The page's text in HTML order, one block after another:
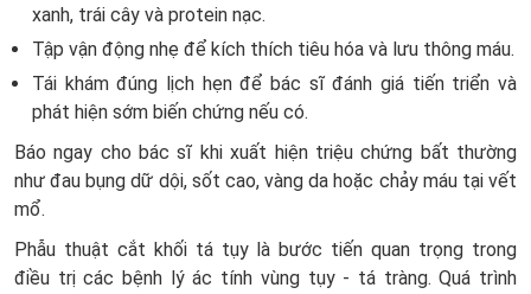
xanh, trái cây và protein nạc.
Tập vận động nhẹ để kích thích tiêu hóa và lưu thông máu.
Tái khám đúng lịch hẹn để bác sĩ đánh giá tiến triển và
phát hiện sớm biến chứng nếu có.
Báo ngay cho bác sĩ khi xuất hiện triệu chứng bất thường
như đau bụng dữ dội, sốt cao, vàng da hoặc chảy máu tại vết
mổ.
Phẫu thuật cắt khối tá tụy là bước tiến quan trọng trong
điều trị các bệnh lý ác tính vùng tụy - tá tràng. Quá trình